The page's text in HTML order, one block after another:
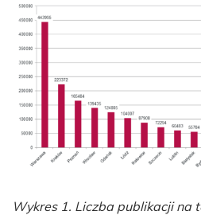
Wykres 1. Liczba publikacji na